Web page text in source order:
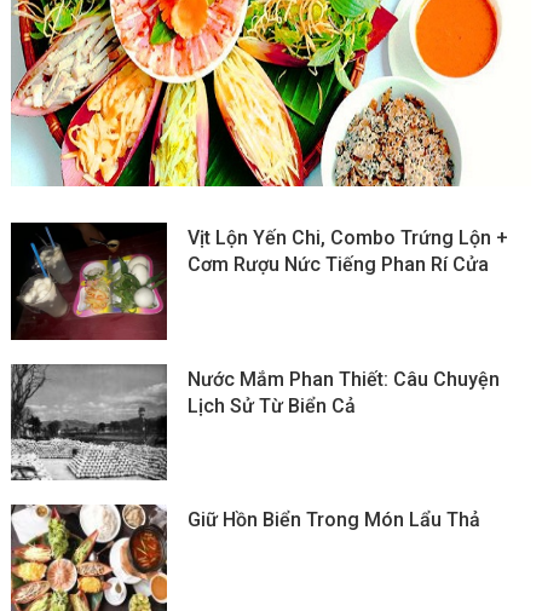
Vịt Lộn Yến Chi, Combo Trứng Lộn +
Cơm Rượu Nức Tiếng Phan Rí Cửa
Nước Mắm Phan Thiết: Câu Chuyện
Lịch Sử Từ Biển Cả
Giữ Hồn Biển Trong Món Lẩu Thả